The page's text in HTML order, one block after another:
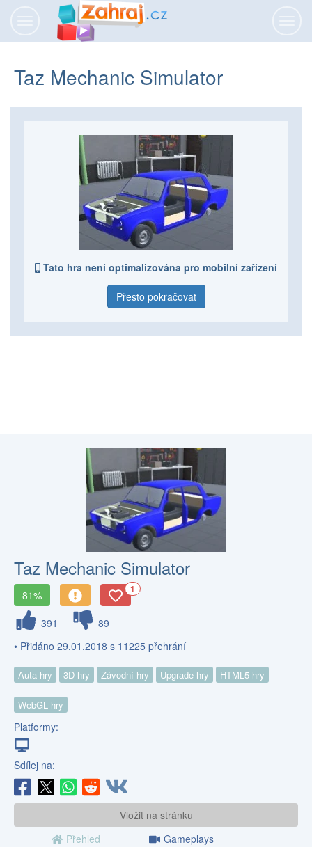
Taz Mechanic Simulator
Tato hra není optimalizována pro mobilní zařízení
Přesto pokračovat
Taz Mechanic Simulator
81% 1
391
89
• Přidáno 29.01.2018 s 11225 přehrání
Auta hry 3D hry Závodní hry Upgrade hry HTML5 hry
WebGL hry
Platformy:
Sdílej na:
Vložit na stránku
Přehled
Gameplays